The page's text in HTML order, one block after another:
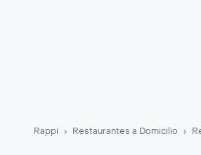
Rappi Restaurantes a Domicilio